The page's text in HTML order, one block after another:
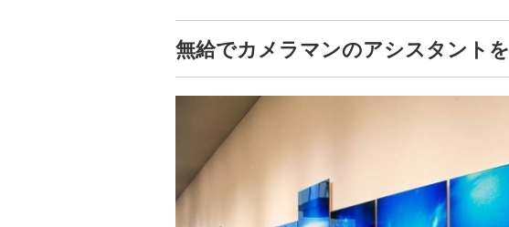
無給でカメラマンのアシスタントを